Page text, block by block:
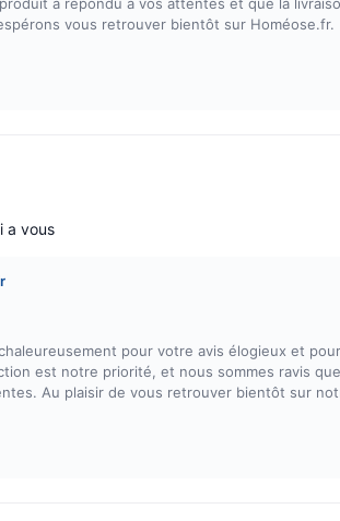
vous retrouver bientôt sur Homéose.fr.
a vous
pour votre avis élogieux et
est notre priorité, et nous sommes ravis
Au plaisir de vous retrouver bientôt sur